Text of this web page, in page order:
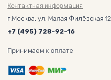
Контактная информация
г.Москва, ул. Малая Филёвская 12
+7 (495) 728-92-16
Принимаем к оплате